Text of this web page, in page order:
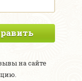
на сайте